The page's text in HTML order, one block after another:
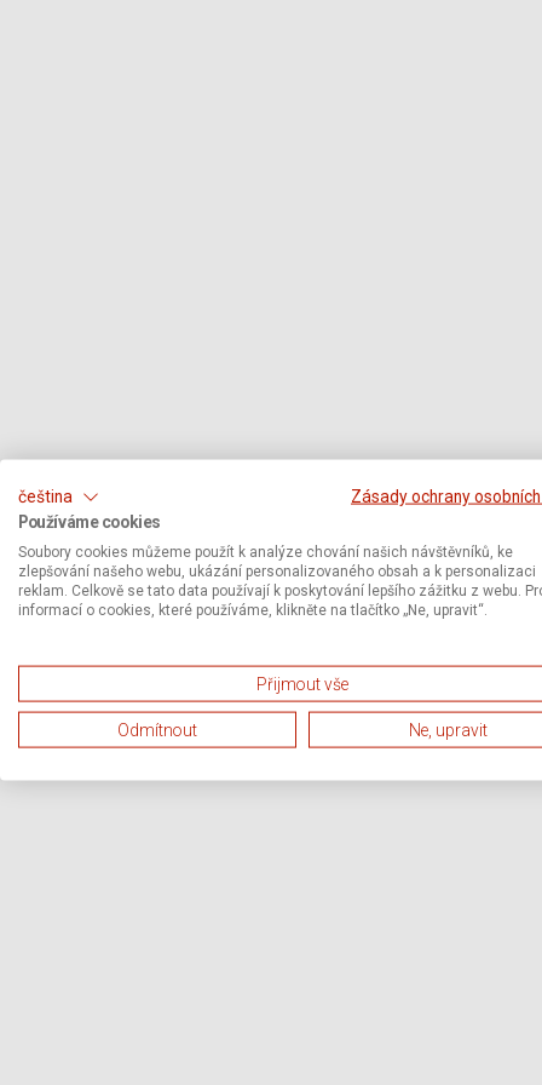
čeština
Zásady ochrany
Používáme cookies
Soubory cookies můžeme použít k analýze chování našich návštěvníků, ke
zlepšování našeho webu, ukázání personalizovaného obsah a k personalizaci
reklam. Celkově se tato data používají k poskytování lepšího zážitku z webu.
informací o cookies, které používáme, klikněte na tlačítko „Ne, upravit“.
Přijmout vše
Odmítnout Ne, upravit